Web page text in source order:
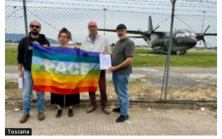
Toscana